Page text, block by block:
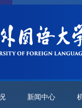
新闻中心